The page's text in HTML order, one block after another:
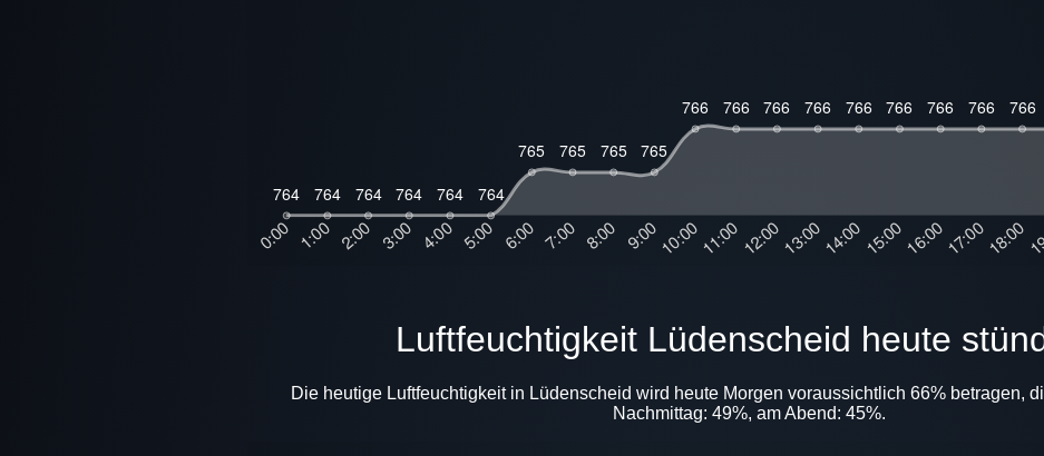
Luftfeuchtigkeit Lüdenscheid heute
Die heutige Luftfeuchtigkeit in Lüdenscheid wird heute Morgen voraussichtlich 66% betragen,
Nachmittag: 49%, am Abend: 45%.